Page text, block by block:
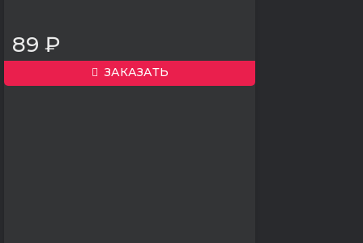
89 ₽
ЗАКАЗАТЬ